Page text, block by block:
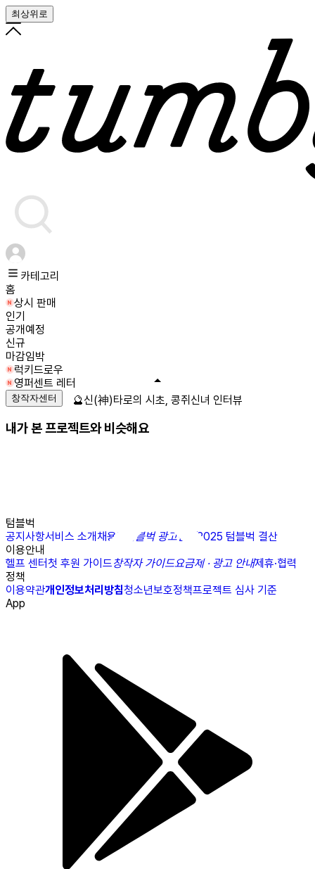
최상위로
카테고리
홈
상시 판매
인기
공개예정
신규
마감임박
럭키드로우
영퍼센트 레터
창작자센터
내가 본 프로젝트와 비슷해요
텀블벅
공지사항서비스 소개채용N 텀블벅 광고센터
2025 텀블벅 결산
이용안내
헬프 센터첫 후원 가이드창작자 가이드요금제 · 광고 안내제휴·협력
정책
이용약관개인정보처리방침청소년보호정책프로젝트 심사 기준
App
🔮신(神)타로의 시초, 콩쥐신녀 인터뷰